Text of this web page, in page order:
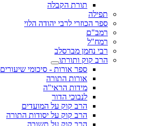
תורת הקבלה
תפילה
ספר הכוזרי לרבי יהודה הלוי
רמב"ם
רמח"ל
רבי נחמן מברסלב
הרב קוק ותורתו
ספר אורות - סיכומי שיעורים
אורות התורה
מידות הראי"ה
לנבוכי הדור
הרב קוק על המועדים
הרב קוק על יסודות התורה
הרב קוק על תשובה